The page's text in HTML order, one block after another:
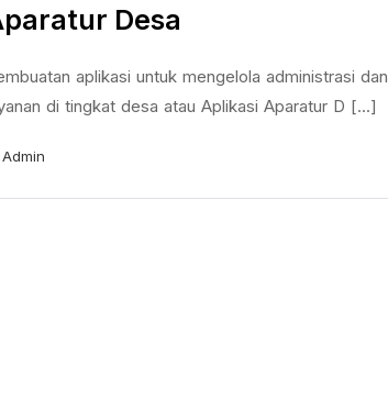
Desa
aplikasi untuk mengelola administrasi dan
di tingkat desa atau Aplikasi Aparatur D [...]
Admin